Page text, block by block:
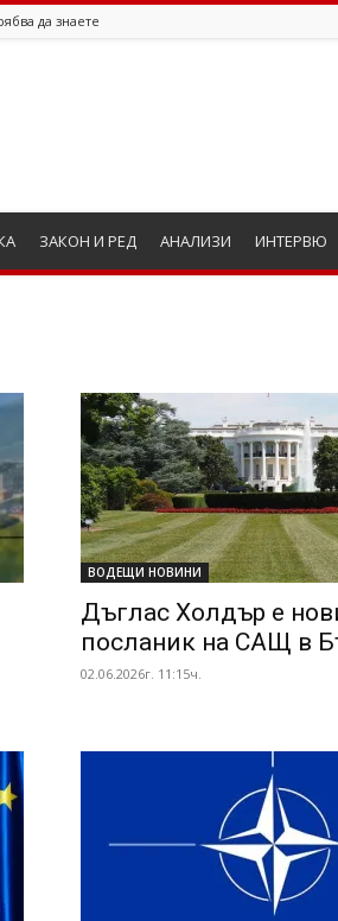
да знаете
ЗАКОН И РЕД АНАЛИЗИ ИНТЕРВЮ
ВОДЕЩИ НОВИНИ
Дъглас Холдър е
посланик на САЩ в
02.06.2026г. 11:15ч.